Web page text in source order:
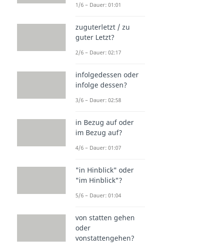
1/6 – Dauer: 01:01
zuguterletzt / zu
guter Letzt?
2/6 – Dauer: 02:17
infolgedessen oder
infolge dessen?
3/6 – Dauer: 02:58
in Bezug auf oder
im Bezug auf?
4/6 – Dauer: 01:07
"in Hinblick" oder
"im Hinblick"?
5/6 – Dauer: 01:04
von statten gehen
oder
vonstattengehen?